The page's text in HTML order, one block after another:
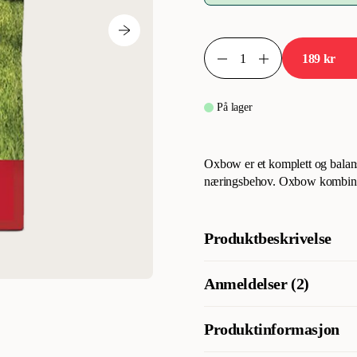
189 kr
På lager
Oxbow er et komplett og
næringsbehov. Oxbow
Produktbeskrivelse
til hamstere og ørkenrotter.
Anmeldelser (2)
Produktinformasjon